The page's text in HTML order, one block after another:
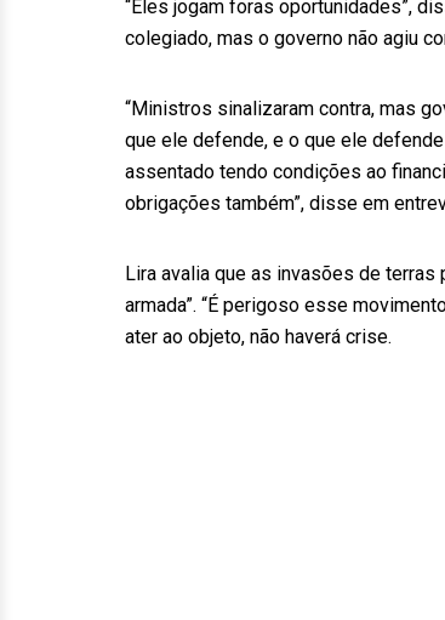
“Eles jogam foras oportunidades”,
colegiado, mas o governo não agiu
“Ministros sinalizaram contra, mas
que ele defende, e o que ele
assentado tendo condições ao
obrigações também”, disse em
Lira avalia que as invasões de terras
armada”. “É perigoso esse
ater ao objeto, não haverá crise.